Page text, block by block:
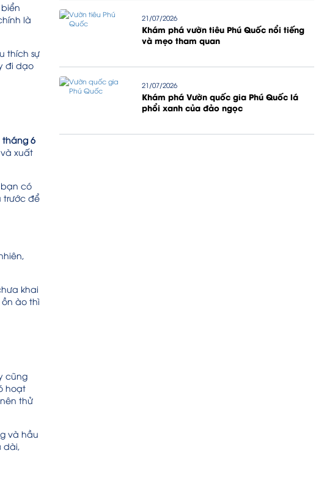
là
thích sự
đi dạo
tháng 6
xuất
có
trước để
khai
ào thì
cũng
hoạt
thử
và hầu
dài,
21/07/2026
Khám phá vườn tiêu Phú Quốc nổi tiếng
và mẹo tham quan
21/07/2026
Khám phá Vườn quốc gia Phú Quốc lá
phổi xanh của đảo ngọc